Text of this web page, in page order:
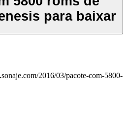
para baixar
2016/03/pacote-com-5800-